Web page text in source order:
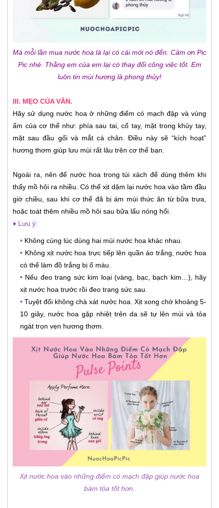
Mà mỗi lần mua nước hoa là lại có cái mới nó đến. Cảm ơn Pic
Pic nhé. Thằng em của em lại có thay đổi công việc tốt. Em
luôn tin mùi hương là phong thủy!
III. MẸO CỦA VÂN.
Hãy sử dụng nước hoa ở những điểm có mạch đập và vùng
ấm của cơ thể như: phía sau tai, cổ tay, mặt trong khủy tay,
mặt sau đầu gối và mắt cá chân. Điều này sẽ “kích hoạt”
hương thơm giúp lưu mùi rất lâu trên cơ thể bạn.
Ngoài ra, nên để nước hoa trong túi xách để dùng thêm khi
thấy mồ hôi ra nhiều. Có thể xịt dặm lại nước hoa vào tầm đầu
giờ chiều, sau khi cơ thể đã bị ám mùi thức ăn từ bữa trưa,
hoặc toát thêm nhiều mồ hôi sau bữa lẩu nóng hổi.
♦ Lưu ý:
• Không cùng lúc dùng hai mùi nước hoa khác nhau.
• Không xịt nước hoa trực tiếp lên quần áo trắng, nước hoa
có thể làm đồ trắng bị ố màu.
• Nếu đeo trang sức kim loại (vàng, bạc, bạch kim…), hãy
xịt nước hoa trước rồi đeo trang sức sau.
• Tuyệt đối không chà xát nước hoa. Xịt xong chờ khoảng 5-
10 giây, nước hoa gặp nhiệt trên da sẽ tự lên mùi và tỏa
ngát trọn vẹn hương thơm.
Xịt nước hoa vào những điểm có mạch đập giúp nước hoa
bám tỏa tốt hơn.